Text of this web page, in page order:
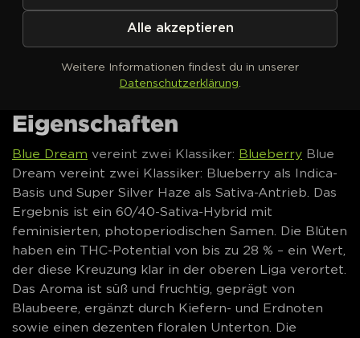
FeminisierteBlue DreamCannabissamen jetzt bei
DrGreen bestellen.
Blue Dream von Barneys
Eigenschaften
Blue Dream vereint zwei Klassiker: Blueberry Blue
Dream vereint zwei Klassiker: Blueberry als Indica-
Basis und Super Silver Haze als Sativa-Antrieb. Das
Ergebnis ist ein 60/40-Sativa-Hybrid mit
feminisierten, photoperiodischen Samen. Die Blüten
haben ein THC-Potential von bis zu 28 % – ein Wert,
der diese Kreuzung klar in der oberen Liga verortet.
Das Aroma ist süß und fruchtig, geprägt von
Blaubeere, ergänzt durch Kiefern- und Erdnoten
sowie einen dezenten floralen Unterton. Die
Alle akzeptieren
Weitere Informationen findest du in unserer
Datenschutzerklärung